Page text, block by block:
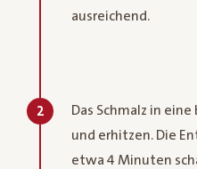
ausreichend.
2
Das Schmalz in
und erhitzen. Die
etwa 4 Minuten